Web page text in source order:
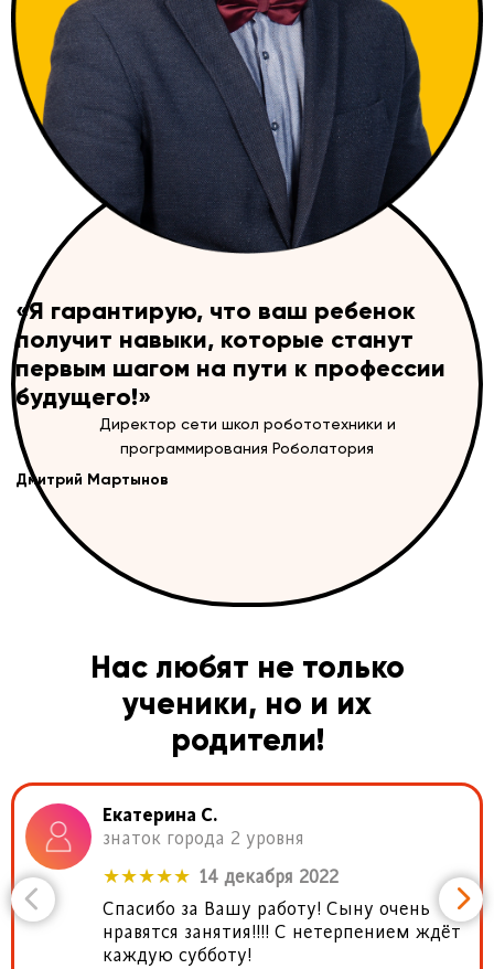
«Я гарантирую, что ваш ребенок
получит навыки, которые станут
первым шагом на пути к профессии
будущего!»
Директор сети школ робототехники и
программирования Роболатория
Дмитрий Мартынов
Нас любят не только
ученики, но и их
родители!
Екатерина С.
знаток города 2 уровня
★★★★★ 14 декабря 2022
Спасибо за Вашу работу! Сыну очень
нравятся занятия!!!! С нетерпением ждёт
каждую субботу!